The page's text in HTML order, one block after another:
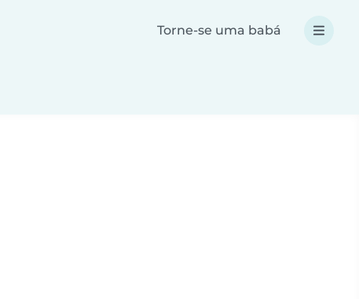
Torne-se uma babá